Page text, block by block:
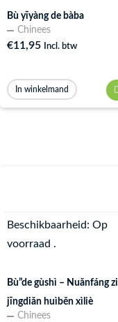
Bù yīyàng de bàba
Chinees
€11,95 Incl. btw
In winkelmand
Beschikbaarheid: Op
voorraad .
Bù”de gùshì – Nuǎnfáng zi
jīngdiǎn huìběn xìliè
Chinees